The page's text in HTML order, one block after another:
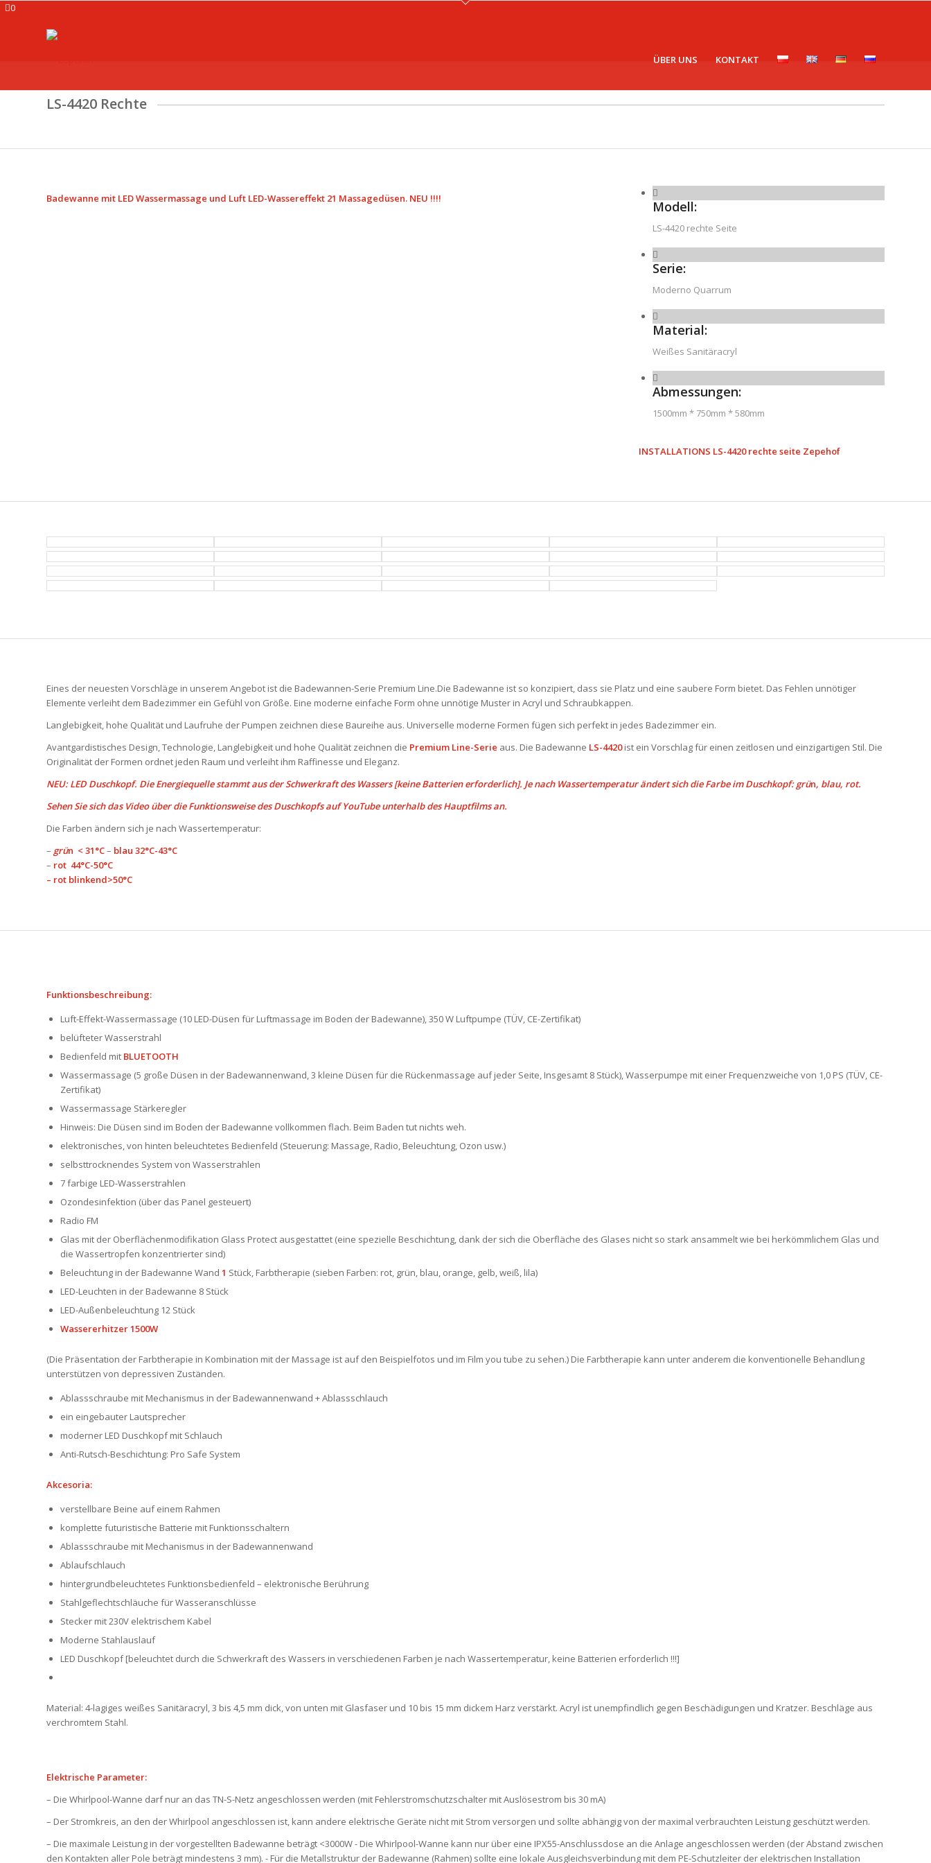
0
ÜBER UNS KONTAKT
LS-4420 Rechte
Badewanne mit LED Wassermassage und Luft LED-Wassereffekt 21 Massagedüsen. NEU !!!! Modell:
LS-4420 rechte Seite
Serie:
Moderno Quarrum
Material:
Weißes Sanitäracryl
Abmessungen:
1500mm * 750mm * 580mm
INSTALLATIONS LS-4420 rechte seite Zepehof
Eines der neuesten Vorschläge in unserem Angebot ist die Badewannen-Serie Premium Line.Die Badewanne ist so konzipiert, dass sie Platz und eine saubere Form bietet. Das Fehlen unnötiger
Elemente verleiht dem Badezimmer ein Gefühl von Größe. Eine moderne einfache Form ohne unnötige Muster in Acryl und Schraubkappen.
Langlebigkeit, hohe Qualität und Laufruhe der Pumpen zeichnen diese Baureihe aus. Universelle moderne Formen fügen sich perfekt in jedes Badezimmer ein.
Avantgardistisches Design, Technologie, Langlebigkeit und hohe Qualität zeichnen die Premium Line-Serie aus. Die Badewanne LS-4420ist ein Vorschlag für einen zeitlosen und einzigartigen Stil. Die
Originalität der Formen ordnet jeden Raum und verleiht ihm Raffinesse und Eleganz.
NEU: LED Duschkopf. Die Energiequelle stammt aus der Schwerkraft des Wassers [keine Batterien erforderlich]. Je nach Wassertemperatur ändert sich die Farbe im Duschkopf:grün, blau, rot.
Sehen Sie sich das Video über die Funktionsweise des Duschkopfs auf YouTube unterhalb des Hauptfilms an.
Die Farben ändern sich je nach Wassertemperatur:
– grün < 31°C– blau 32°C-43°C
– rot 44°C-50°C
– rot blinkend>50°C
Funktionsbeschreibung:
Luft-Effekt-Wassermassage (10 LED-Düsen für Luftmassage im Boden der Badewanne), 350 W Luftpumpe (TÜV, CE-Zertifikat)
belüfteter Wasserstrahl
Bedienfeld mit BLUETOOTH
Wassermassage (5 große Düsen in der Badewannenwand, 3 kleine Düsen für die Rückenmassage auf jeder Seite, Insgesamt 8 Stück), Wasserpumpe mit einer Frequenzweiche von 1,0 PS (TÜV, CE-
Zertifikat)
Wassermassage Stärkeregler
Hinweis: Die Düsen sind im Boden der Badewanne vollkommen flach. Beim Baden tut nichts weh.
elektronisches, von hinten beleuchtetes Bedienfeld (Steuerung: Massage, Radio, Beleuchtung, Ozon usw.)
selbsttrocknendes System von Wasserstrahlen
7 farbige LED-Wasserstrahlen
Ozondesinfektion (über das Panel gesteuert)
Radio FM
Glas mit der Oberflächenmodifikation Glass Protect ausgestattet (eine spezielle Beschichtung, dank der sich die Oberfläche des Glases nicht so stark ansammelt wie bei herkömmlichem Glas und
die Wassertropfen konzentrierter sind)
Beleuchtung in der Badewanne Wand 1 Stück, Farbtherapie (sieben Farben: rot, grün, blau, orange, gelb, weiß, lila)
LED-Leuchten in der Badewanne 8 Stück
LED-Außenbeleuchtung 12 Stück
Wassererhitzer 1500W
(Die Präsentation der Farbtherapie in Kombination mit der Massage ist auf den Beispielfotos und im Film you tube zu sehen.) Die Farbtherapie kann unter anderem die konventionelle Behandlung
unterstützen von depressiven Zuständen.
Ablassschraube mit Mechanismus in der Badewannenwand + Ablassschlauch
ein eingebauter Lautsprecher
moderner LED Duschkopf mit Schlauch
Anti-Rutsch-Beschichtung: Pro Safe System
Akcesoria:
verstellbare Beine auf einem Rahmen
komplette futuristische Batterie mit Funktionsschaltern
Ablassschraube mit Mechanismus in der Badewannenwand
Ablaufschlauch
hintergrundbeleuchtetes Funktionsbedienfeld – elektronische Berührung
Stahlgeflechtschläuche für Wasseranschlüsse
Stecker mit 230V elektrischem Kabel
Moderne Stahlauslauf
LED Duschkopf [beleuchtet durch die Schwerkraft des Wassers in verschiedenen Farben je nach Wassertemperatur, keine Batterien erforderlich !!!]
Material: 4-lagiges weißes Sanitäracryl, 3 bis 4,5 mm dick, von unten mit Glasfaser und 10 bis 15 mm dickem Harz verstärkt. Acryl ist unempfindlich gegen Beschädigungen und Kratzer. Beschläge aus
verchromtem Stahl.
Elektrische Parameter:
– Die Whirlpool-Wanne darf nur an das TN-S-Netz angeschlossen werden (mit Fehlerstromschutzschalter mit Auslösestrom bis 30 mA)
– Der Stromkreis, an den der Whirlpool angeschlossen ist, kann andere elektrische Geräte nicht mit Strom versorgen und sollte abhängig von der maximal verbrauchten Leistung geschützt werden.
– Die maximale Leistung in der vorgestellten Badewanne beträgt <3000W - Die Whirlpool-Wanne kann nur über eine IPX55-Anschlussdose an die Anlage angeschlossen werden (der Abstand zwischen
den Kontakten aller Pole beträgt mindestens 3 mm). - Für die Metallstruktur der Badewanne (Rahmen) sollte eine lokale Ausgleichsverbindung mit dem PE-Schutzleiter der elektrischen Installation